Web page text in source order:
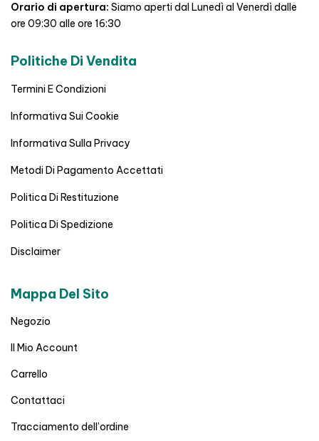
Orario di apertura: Siamo aperti dal Lunedì al Venerdì dalle
ore 09:30 alle ore 16:30
Politiche Di Vendita
Termini E Condizioni
Informativa Sui Cookie
Informativa Sulla Privacy
Metodi Di Pagamento Accettati
Politica Di Restituzione
Politica Di Spedizione
Disclaimer
Mappa Del Sito
Negozio
Il Mio Account
Carrello
Contattaci
Tracciamento dell’ordine